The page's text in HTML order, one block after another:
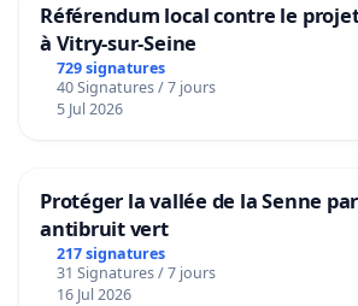
Référendum local contre le
à Vitry-sur-Seine
729 signatures
40 Signatures / 7 jours
5 Jul 2026
Protéger la vallée de la Senne
antibruit vert
217 signatures
31 Signatures / 7 jours
16 Jul 2026